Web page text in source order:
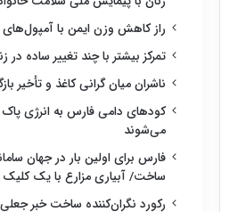
راز کاهش وزن ایمن با آمپول‌های
تمرکز بیشتر با چند تغییر ساده در
ناشران میان گرانی کاغذ و تأخیر
کودهای دامی فارس به انرژی پاک
می‌شوند
فارس برای اولین بار در جهان
ساخت/ آبیاری مزارع با یک کلیک
رکورد نگران‌کننده ساخت خبر